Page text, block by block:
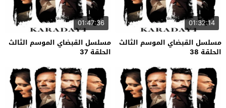
01:32:14
مسلسل القبضاي الموسم الثالث
الحلقة 38
01:47:36
مسلسل القبضاي الموسم الثالث
الحلقة 37